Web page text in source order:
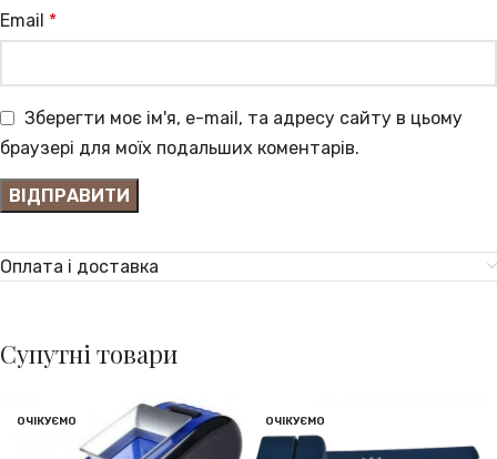
Email *
Зберегти моє ім'я, e-mail, та адресу сайту в цьому
браузері для моїх подальших коментарів.
Оплата і доставка
Супутні товари
ОЧІКУЄМО ОЧІКУЄМО